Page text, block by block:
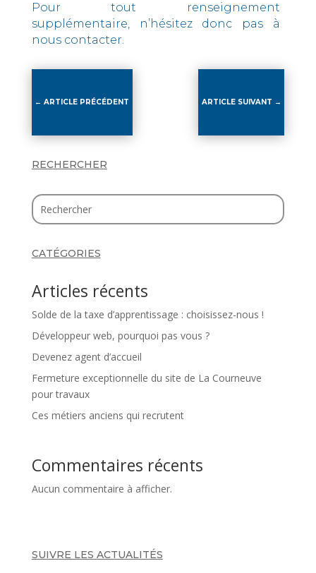
Pour tout renseignement
supplémentaire, n’hésitez donc pas à
nous contacter.
←ARTICLE PRÉCÉDENT ARTICLE SUIVANT →
RECHERCHER
CATÉGORIES
Articles récents
Solde de la taxe d’apprentissage : choisissez-nous !
Développeur web, pourquoi pas vous ?
Devenez agent d’accueil
Fermeture exceptionnelle du site de La Courneuve
pour travaux
Ces métiers anciens qui recrutent
Commentaires récents
Aucun commentaire à afficher.
SUIVRE LES ACTUALITÉS